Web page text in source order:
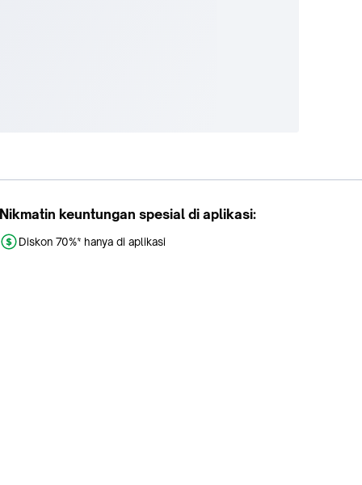
Nikmatin keuntungan spesial di aplikasi:
Diskon 70%* hanya di aplikasi